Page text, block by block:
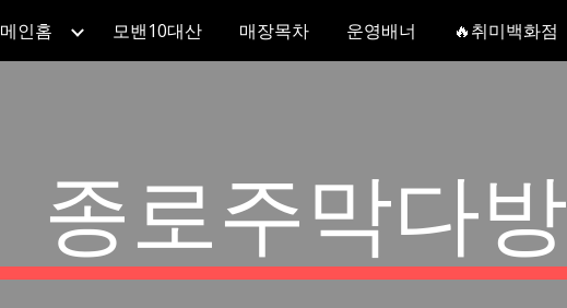
Skip to main content Skip to navigation
메인홈 모밴10대산 매장목차 운영배너 🔥취미백화점
종로주막다방